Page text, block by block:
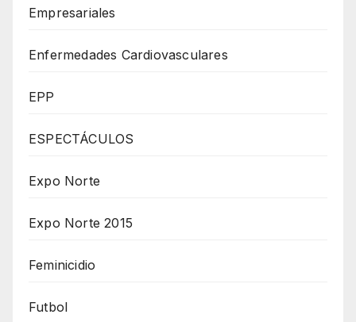
Empresariales
Enfermedades Cardiovasculares
EPP
ESPECTÁCULOS
Expo Norte
Expo Norte 2015
Feminicidio
Futbol